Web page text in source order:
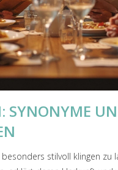
SYNONYME
stilvoll klingen zu